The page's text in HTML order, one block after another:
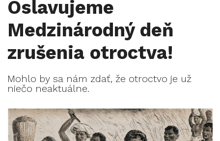
Oslavujeme
Medzinárodný deň
zrušenia otroctva!
Mohlo by sa nám zdať, že otroctvo je už
niečo neaktuálne.